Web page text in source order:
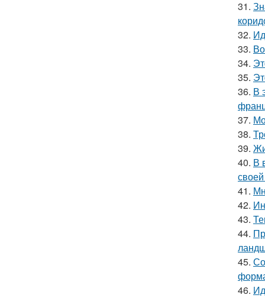
31.
32.
33.
34.
35.
36. В
37.
38.
39.
40. В
41.
42.
43.
44.
45.
46.